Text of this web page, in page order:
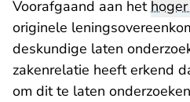
Voorafgaand aan het
originele
deskundige laten
zakenrelatie heeft erkend
om dit te laten